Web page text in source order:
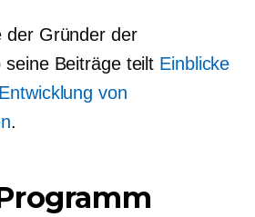
der Gründer der
Beiträge teilt Einblicke
von
.